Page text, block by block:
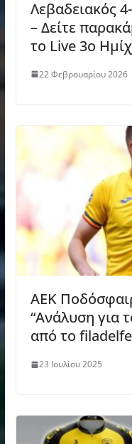
Λεβαδειακός
– Δείτε
το Live 3ο
22 Φεβρουαρίου 2026
ΑΕΚ
“Ανάλυση για
από το
23 Ιουλίου 2025